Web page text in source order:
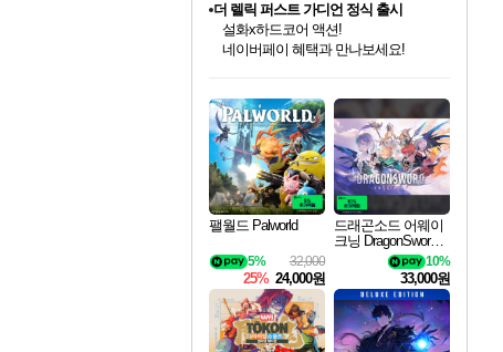
최대 90% 할인가를 만나보세요!
네이버혜택과 함께 만나보세요!
50%할인&추가 적립까지!
네이버 포인트 혜택까지!
이니&베니 혜택까지!
네이버 혜택가와 함께 예약하세요!
할인&네이버혜택으로 만나보세요!
더 렐릭 퍼스트 가디언 정식 출시
설화x하드코어 액션!
네이버페이 혜택과 만나보세요!
40주년 프로모션으로 만나보세요!
할인가에 만나보세요!
일부 에디션 상시 할인!
혜택으로 예약 판매 중
편안하게 충전하세요
팰월드 Palworld
32,000
5%
25% 24,000원
드래곤소드 어웨이
크닝 DragonSword A
10%
33,000원